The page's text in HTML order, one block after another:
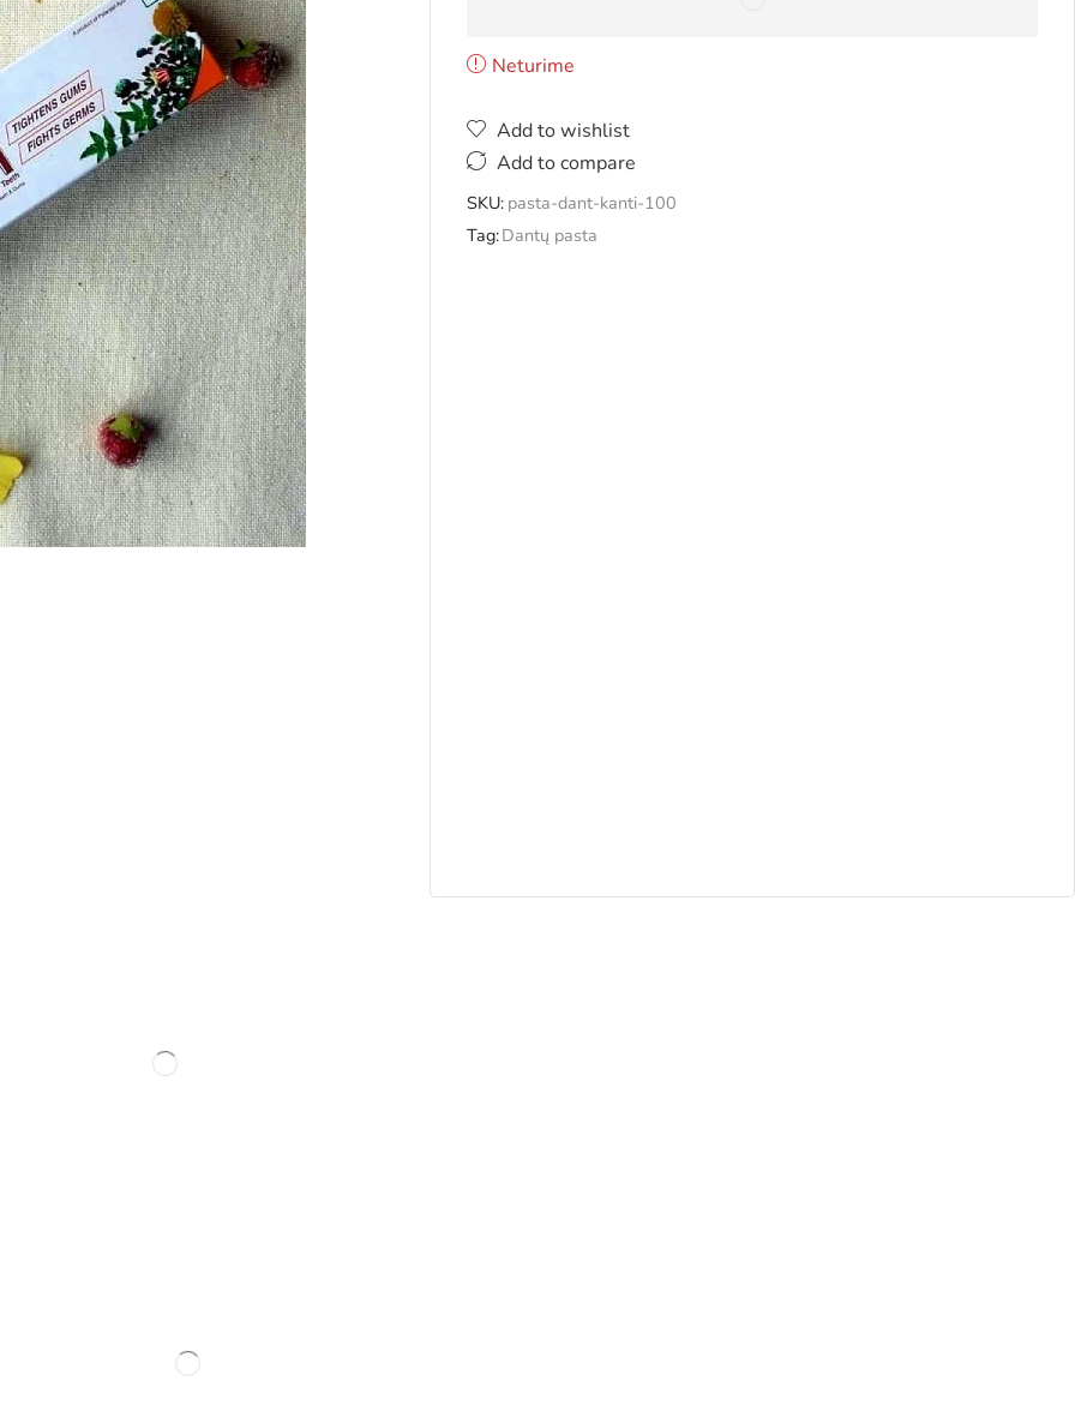
Neturime
Add to wishlist
Add to compare
SKU: pasta-dant-kanti-100
Tag:Dantų pasta